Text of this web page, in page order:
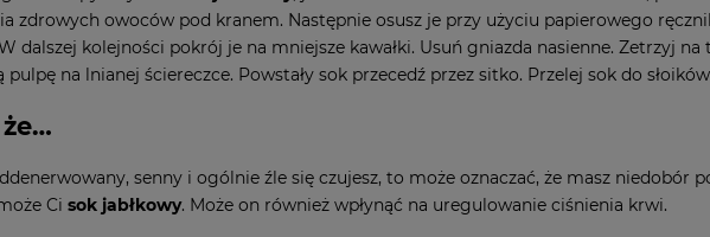
zdrowych owoców pod kranem. Następnie osusz je przy użyciu papierowego
dalszej kolejności pokrój je na mniejsze kawałki. Usuń gniazda nasienne. Zetrzyj
pulpę na lnianej ściereczce. Powstały sok przecedź przez sitko. Przelej sok do
że…
senny i ogólnie źle się czujesz, to może oznaczać, że masz niedobór
Ci sok jabłkowy. Może on również wpłynąć na uregulowanie ciśnienia krwi.